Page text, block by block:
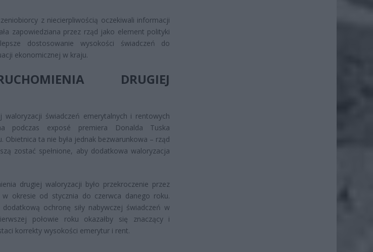
z niecierpliwością oczekiwali informacji
zapowiedziana przez rząd jako element polityki
dostosowanie wysokości świadczeń do
ekonomicznej w kraju.
DRUGIEJ
waloryzacji świadczeń emerytalnych i rentowych
podczas exposé premiera Donalda Tuska
Obietnica ta nie była jednak bezwarunkowa – rząd
zostać spełnione, aby dodatkowa waloryzacja
drugiej waloryzacji było przekroczenie przez
okresie od stycznia do czerwca danego roku.
ochronę siły nabywczej świadczeń w
połowie roku okazałby się znaczący i
korrekty wysokości emerytur i rent.